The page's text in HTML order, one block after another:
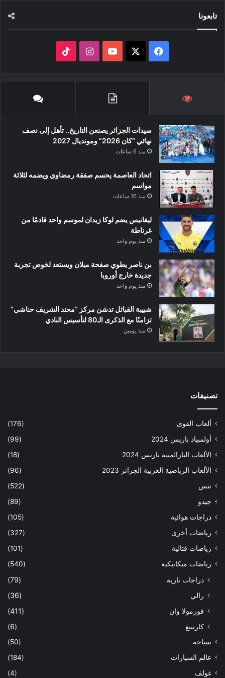
تابعونا
فيسبوك ‫YouTubeانستقرام
سيدات الجزائر يصنعن التاريخ.. تأهل إلى نصف
نهائي “كان 2026” ومونديال 2027
منذ 6 ساعات
اتحاد العاصمة يحسم صفقة رمضاوي ويضمه لثلاثة
مواسم
منذ 10 ساعات
ليغانيس يضم لوكا زيدان لموسم واحد قادمًا من
غرناطة
منذ يوم واحد
بن ناصر يطوي صفحة ميلان ويستعد لخوض تجربة
جديدة خارج أوروبا
منذ يوم واحد
شبيبة القبائل تدشن مركز “محند الشريف حناشي”
تزامنًا مع الذكرى الـ80 لتأسيس النادي
منذ يومين
تصنيفات
ألعاب القوى
(176)
أولمبياد باريس 2024
(99)
الألعاب البارالمبية باريس 2024
(18)
الألعاب الرياضية العربية الجزائر 2023
(96)
تنس
(522)
جيدو
(89)
دراجات هوائية
(105)
رياضات أخرى
(327)
رياضات قتالية
(101)
رياضات ميكانيكية
(540)
دراجات نارية
(79)
رالي
(36)
فورمولا وان
(411)
كارتينغ
(6)
سباحة
(50)
عالم السيارات
(184)
غولف
(4)